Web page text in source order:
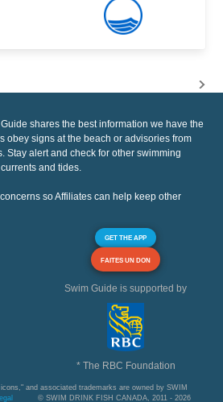
shares the best information we have the
obey signs at the beach or advisories from
Stay alert and check for other swimming
and tides.
so Affiliates can help keep other
GET THE APP
FAITES UN DON
Swim Guide is supported by
* The RBC Foundation
and associated trademarks are owned by SWIM
© SWIM DRINK FISH CANADA, 2011 - 2026